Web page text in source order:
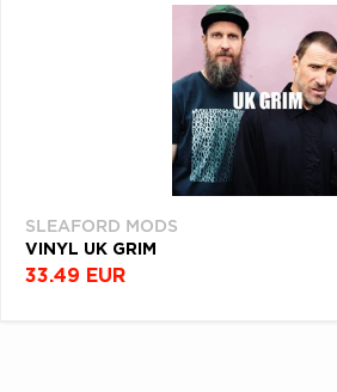
SLEAFORD MODS
VINYL UK GRIM
33.49 EUR